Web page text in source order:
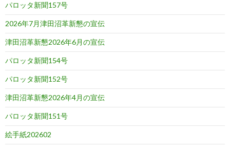
パロッタ新聞157号
2026年7月津田沼革新懇の宣伝
津田沼革新懇2026年6月の宣伝
パロッタ新聞154号
パロッタ新聞152号
津田沼革新懇2026年4月の宣伝
パロッタ新聞151号
絵手紙202602